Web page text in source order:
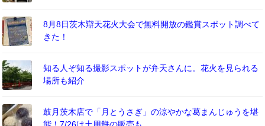
8月8日茨木辯天花火大会で無料開放の鑑賞スポット調べて
きた！
知る人ぞ知る撮影スポットが弁天さんに。花火を見られる
場所も紹介
鼓月茨木店で「月とうさぎ」の涼やかな葛まんじゅうを堪
能！7/26は土用餅の販売も